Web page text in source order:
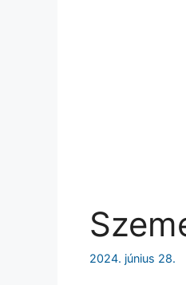
2024. június 28.